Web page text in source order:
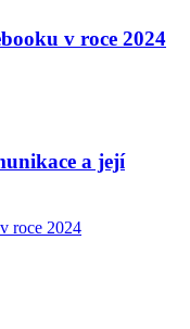
v roce 2024
a její
roce 2024